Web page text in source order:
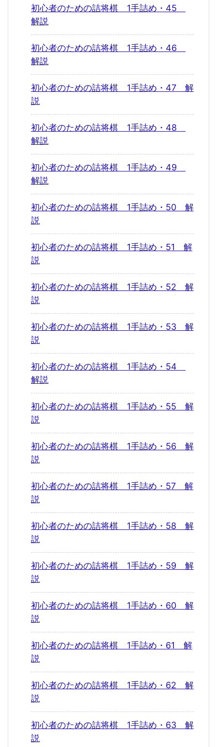
初心者のための詰将棋 1手詰め・45
解説
初心者のための詰将棋 1手詰め・46
解説
初心者のための詰将棋 1手詰め・47 解
説
初心者のための詰将棋 1手詰め・48
解説
初心者のための詰将棋 1手詰め・49
解説
初心者のための詰将棋 1手詰め・50 解
説
初心者のための詰将棋 1手詰め・51 解
説
初心者のための詰将棋 1手詰め・52 解
説
初心者のための詰将棋 1手詰め・53 解
説
初心者のための詰将棋 1手詰め・54
解説
初心者のための詰将棋 1手詰め・55 解
説
初心者のための詰将棋 1手詰め・56 解
説
初心者のための詰将棋 1手詰め・57 解
説
初心者のための詰将棋 1手詰め・58 解
説
初心者のための詰将棋 1手詰め・59 解
説
初心者のための詰将棋 1手詰め・60 解
説
初心者のための詰将棋 1手詰め・61 解
説
初心者のための詰将棋 1手詰め・62 解
説
初心者のための詰将棋 1手詰め・63 解
説